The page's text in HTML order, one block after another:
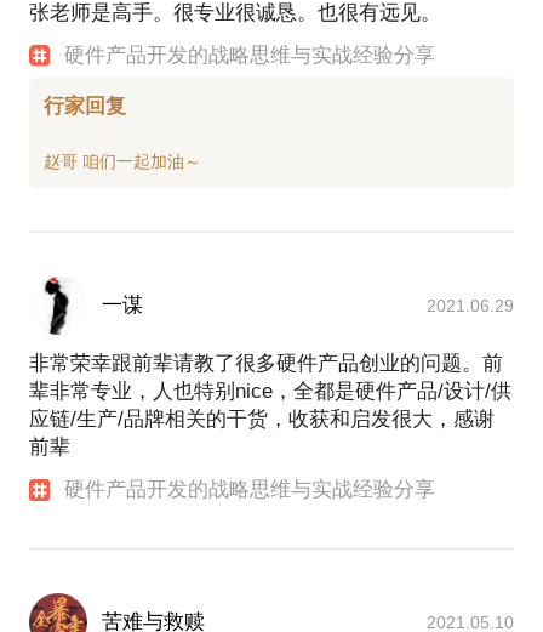
张老师是高手。很专业很诚恳。也很有远见。
硬件产品开发的战略思维与实战经验分享
行家回复
一谋 2021.06.29
非常荣幸跟前辈请教了很多硬件产品创业的问题。前
辈非常专业，人也特别nice，全都是硬件产品/设计/供
应链/生产/品牌相关的干货，收获和启发很大，感谢
前辈
硬件产品开发的战略思维与实战经验分享
苦难与救赎 2021.05.10